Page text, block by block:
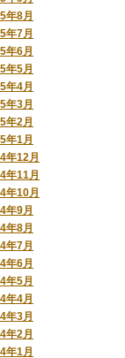
年8月
年7月
年6月
年5月
年4月
年3月
年2月
年1月
年12月
年11月
年10月
年9月
年8月
年7月
年6月
年5月
年4月
年3月
年2月
年1月